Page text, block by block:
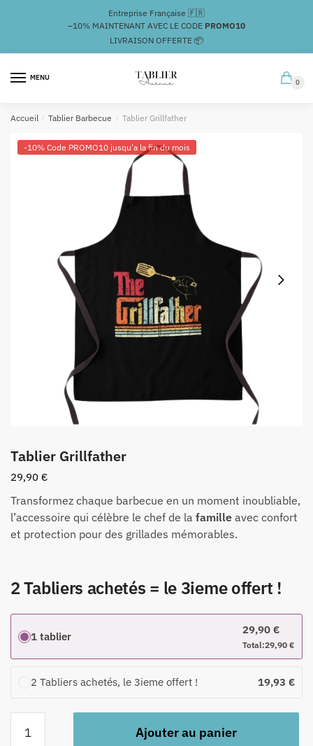
navigation
Entreprise Française 🇫🇷
–10% MAINTENANT AVEC LE CODE PROMO10
LIVRAISON OFFERTE 📦
MENU
0
Accueil / Tablier Barbecue / Tablier Grillfather
-10% Code PROMO10 jusqu'a la fin du mois
Tablier Grillfather
29,90 €
Transformez chaque barbecue en un moment inoubliable,
l’accessoire qui célèbre le chef de la famille avec confort
et protection pour des grillades mémorables.
2 Tabliers achetés = le 3ieme offert !
1 tablier 29,90 €
Total:29,90 €
2 Tabliers achetés, le 3ieme offert ! 19,93 €
Ajouter au panier